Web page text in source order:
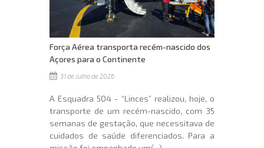
Força Aérea transporta recém-nascido dos
Açores para o Continente
31 de Julho de 2026
A Esquadra 504 - “Linces” realizou, hoje, o
transporte de um recém-nascido, com 35
semanas de gestação, que necessitava de
cuidados de saúde diferenciados. Para a